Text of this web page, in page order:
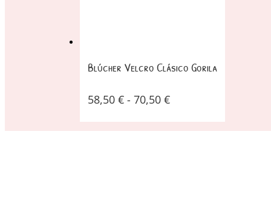
Blúcher Velcro Clásico Gorila
58,50 € - 70,50 €